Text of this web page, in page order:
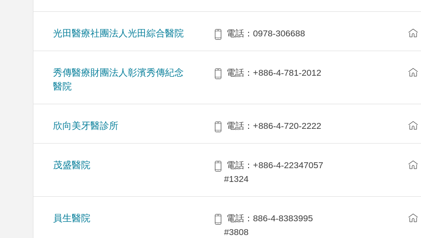
光田醫療社團法人光田綜合醫院 電話：0978-306688
秀傳醫療財團法人彰濱秀傳紀念
醫院
電話：+886-4-781-2012
欣向美牙醫診所 電話：+886-4-720-2222
茂盛醫院
電話：+886-4-22347057
#1324
員生醫院
電話：886-4-8383995
#3808